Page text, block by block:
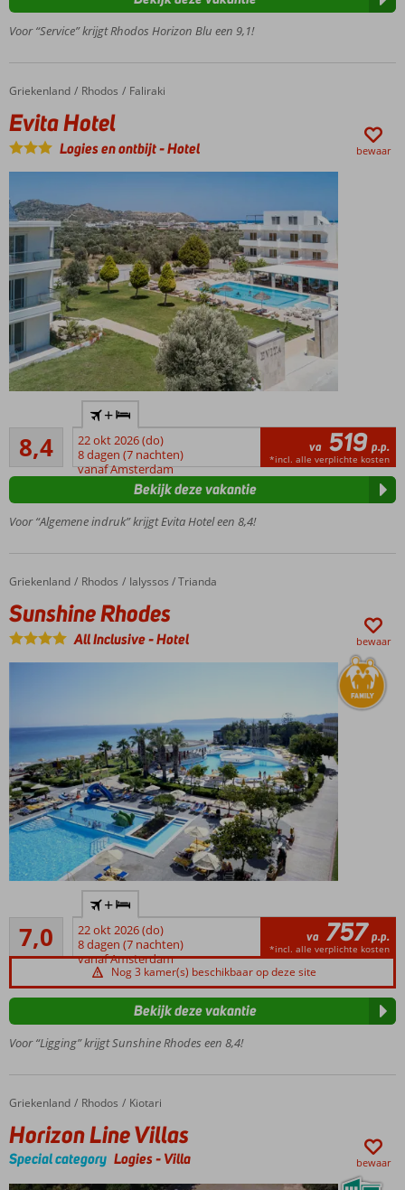
Vlak bij
strand
Rhodos-
Stad
Een
Spa
Center
uitgebreid
ontbijtbuffet
Voor “Service” krijgt Rhodos Horizon Blu een 9,1!
Home
Griekenland Rhodos Faliraki
Evita Hotel
Evita Hotel
Logies en ontbijt-Hotel bewaar
Kleinschalige
accommodatie
Ca. 1
km
van
strand
recentelijk
8,4
Zeer goed
69
beoordelingen
+
22 okt 2026 (do)
8 dagen (7 nachten)
vanaf Amsterdam
va 519 p.p.
*incl. alle verplichte kosten
Voor “Algemene indruk” krijgt Evita Hotel een 8,4!
Bekijk deze vakantie
Home
Griekenland Rhodos Ialyssos / Trianda
Sunshine Rhodes
Sunshine Rhodes
All Inclusive-Hotel bewaar
paradijs
voor
jong en
la-
carterestaurant
eigen
privéstrand
7,0
Voldoende/goed
93
beoordelingen
+
22 okt 2026 (do)
8 dagen (7 nachten)
vanaf Amsterdam
va 757 p.p.
*incl. alle verplichte kosten
Nog 3 kamer(s) beschikbaar op deze site
Voor “Ligging” krijgt Sunshine Rhodes een 8,4!
Bekijk deze vakantie
Home
Griekenland Rhodos Kiotari
Horizon Line Villas
Horizon Line Villas
Special category Logies-Villa bewaar